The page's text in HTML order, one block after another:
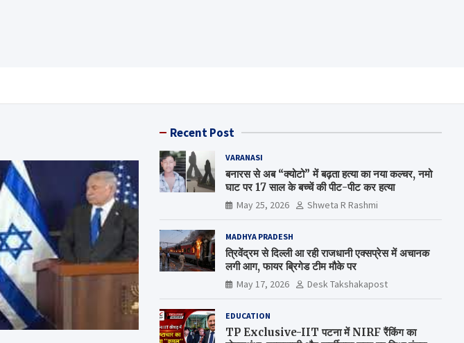
Recent Post
VARANASI
बनारस से अब “क्योटो” में बढ़ता हत्या का नया कल्चर, नमो
घाट पर 17 साल के बच्चें की पीट-पीट कर हत्या
May 25, 2026 Shweta R Rashmi
MADHYA PRADESH
त्रिवेंद्रम से दिल्ली आ रही राजधानी एक्सप्रेस में अचानक
लगी आग, फायर ब्रिगेड टीम मौके पर
May 17, 2026 Desk Takshakapost
EDUCATION
TP Exclusive-IIT पटना में NIRF रैंकिंग का